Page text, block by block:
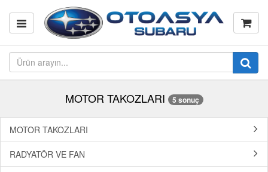
MOTOR TAKOZLARI 5 sonuç
MOTOR TAKOZLARI
RADYATÖR VE FAN